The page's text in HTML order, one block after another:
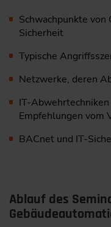
Schwachpunkte
Sicherheit
Typische
Netzwerke, deren
IT-
Empfehlungen vom
BACnet und IT-
Ablauf des